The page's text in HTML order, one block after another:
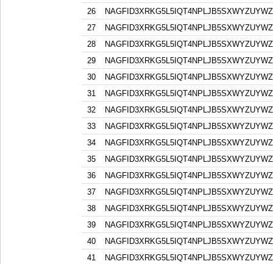
26
27
28
29
30
31
32
33
34
35
36
37
38
39
40
41